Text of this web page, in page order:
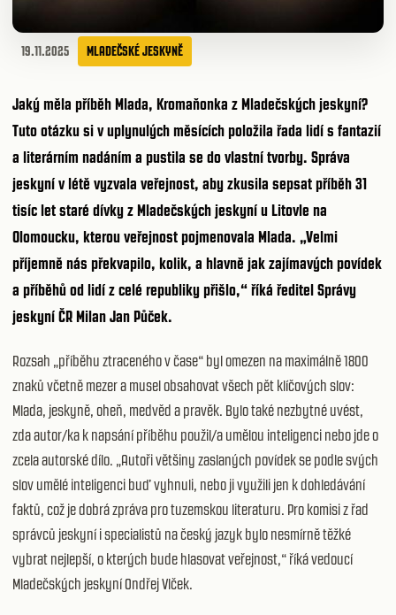
19.11.2025 MLADEČSKÉ JESKYNĚ
Jaký měla příběh Mlada, Kromaňonka z Mladečských jeskyní?
Tuto otázku si v uplynulých měsících položila řada lidí s fantazií
a literárním nadáním a pustila se do vlastní tvorby. Správa
jeskyní v létě vyzvala veřejnost, aby zkusila sepsat příběh 31
tisíc let staré dívky z Mladečských jeskyní u Litovle na
Olomoucku, kterou veřejnost pojmenovala Mlada. „Velmi
příjemně nás překvapilo, kolik, a hlavně jak zajímavých povídek
a příběhů od lidí z celé republiky přišlo,“ říká ředitel Správy
jeskyní ČR Milan Jan Půček.
Rozsah „příběhu ztraceného v čase“ byl omezen na maximálně 1800
znaků včetně mezer a musel obsahovat všech pět klíčových slov:
Mlada, jeskyně, oheň, medvěd a pravěk. Bylo také nezbytné uvést,
zda autor/ka k napsání příběhu použil/a umělou inteligenci nebo jde o
zcela autorské dílo. „Autoři většiny zaslaných povídek se podle svých
slov umělé inteligenci buď vyhnuli, nebo ji využili jen k dohledávání
faktů, což je dobrá zpráva pro tuzemskou literaturu. Pro komisi z řad
správců jeskyní i specialistů na český jazyk bylo nesmírně těžké
vybrat nejlepší, o kterých bude hlasovat veřejnost,“ říká vedoucí
Mladečských jeskyní Ondřej Vlček.